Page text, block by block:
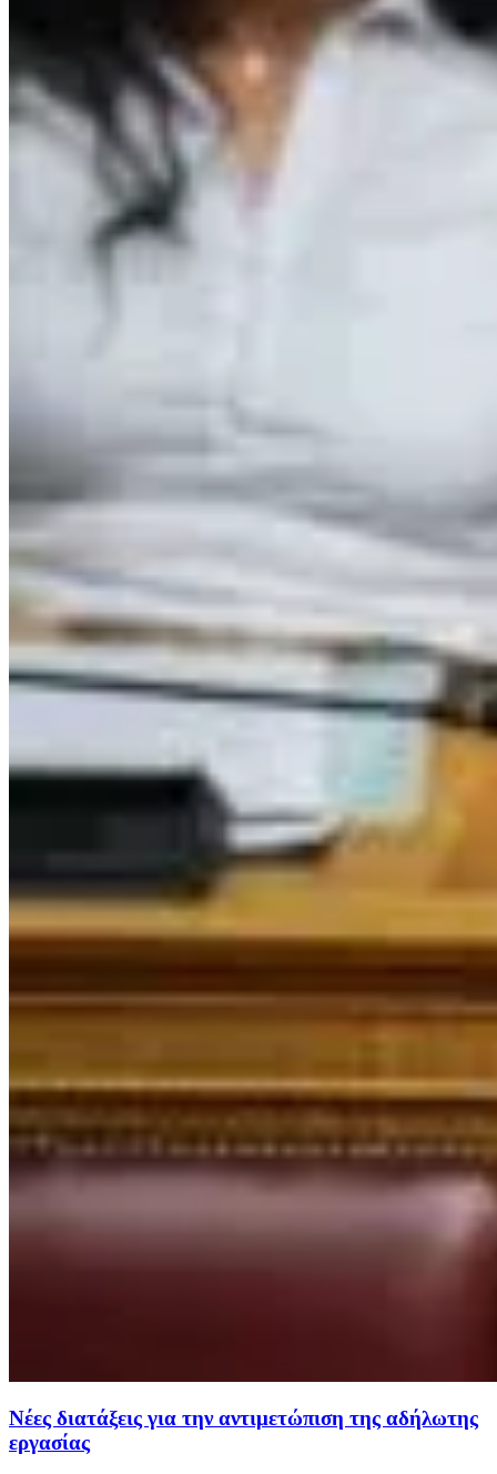
Νέες διατάξεις για την αντιμετώπιση της αδήλωτης
εργασίας